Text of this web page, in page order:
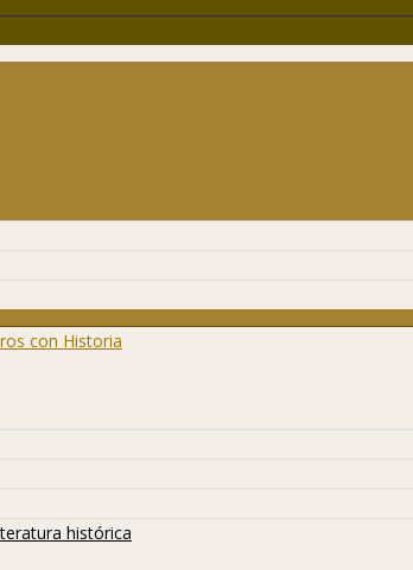
histórica